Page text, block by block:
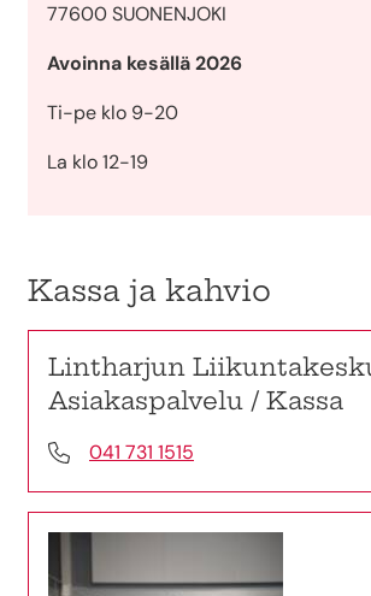
77600 SUONENJOKI
Avoinna kesällä 2026
Ti-pe klo 9-20
La klo 12-19
Kassa ja kahvio
Lintharjun
Asiakaspalvelu / Kassa
041 731 1515